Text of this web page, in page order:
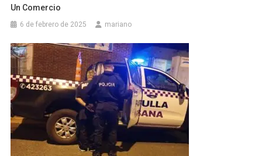
Un Comercio
6 de febrero de 2025 mariano